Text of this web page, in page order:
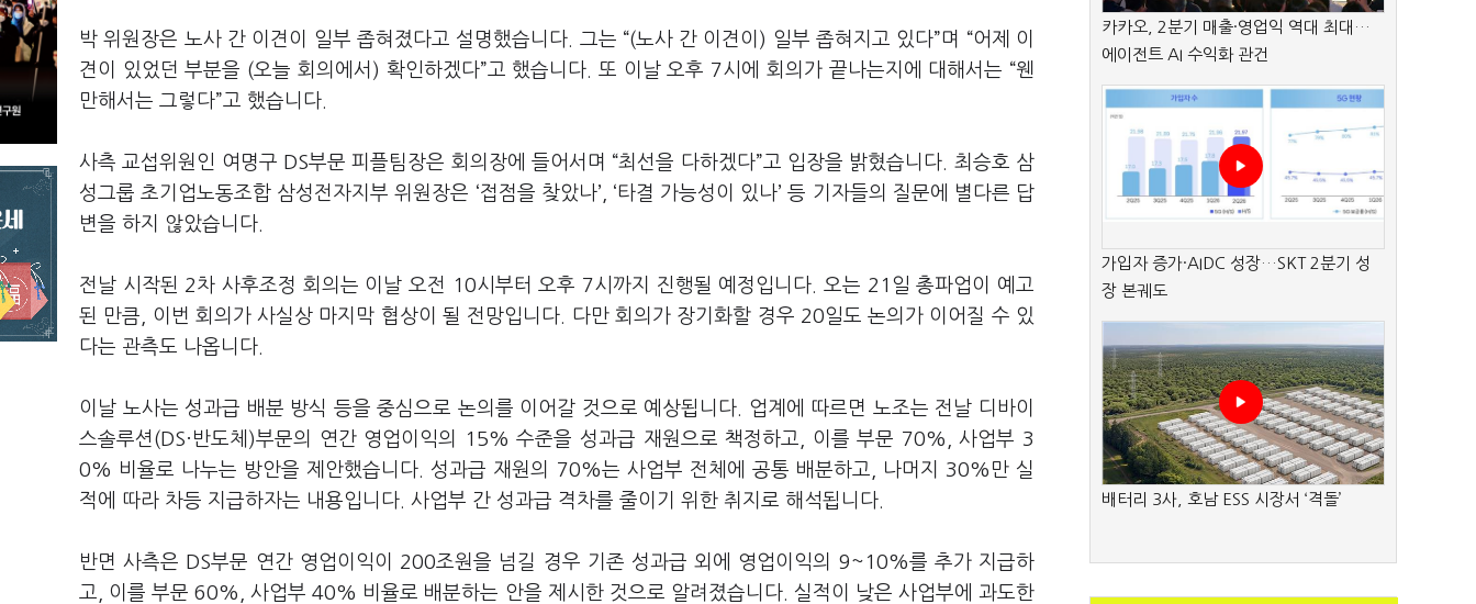
박 위원장은 노사 간 이견이 일부 좁혀졌다고 설명했습니다. 그는 “(노사 간 이견이) 일부 좁혀지고 있다”며 “어제 이
견이 있었던 부분을 (오늘 회의에서) 확인하겠다”고 했습니다. 또 이날 오후 7시에 회의가 끝나는지에 대해서는 “웬
만해서는 그렇다”고 했습니다.
사측 교섭위원인 여명구 DS부문 피플팀장은 회의장에 들어서며 “최선을 다하겠다”고 입장을 밝혔습니다. 최승호 삼
성그룹 초기업노동조합 삼성전자지부 위원장은 ‘접점을 찾았나’, ‘타결 가능성이 있나’ 등 기자들의 질문에 별다른 답
변을 하지 않았습니다.
전날 시작된 2차 사후조정 회의는 이날 오전 10시부터 오후 7시까지 진행될 예정입니다. 오는 21일 총파업이 예고
된 만큼, 이번 회의가 사실상 마지막 협상이 될 전망입니다. 다만 회의가 장기화할 경우 20일도 논의가 이어질 수 있
다는 관측도 나옵니다.
이날 노사는 성과급 배분 방식 등을 중심으로 논의를 이어갈 것으로 예상됩니다. 업계에 따르면 노조는 전날 디바이
스솔루션(DS·반도체)부문의 연간 영업이익의 15% 수준을 성과급 재원으로 책정하고, 이를 부문 70%, 사업부 3
0% 비율로 나누는 방안을 제안했습니다. 성과급 재원의 70%는 사업부 전체에 공통 배분하고, 나머지 30%만 실
적에 따라 차등 지급하자는 내용입니다. 사업부 간 성과급 격차를 줄이기 위한 취지로 해석됩니다.
반면 사측은 DS부문 연간 영업이익이 200조원을 넘길 경우 기존 성과급 외에 영업이익의 9~10%를 추가 지급하
고, 이를 부문 60%, 사업부 40% 비율로 배분하는 안을 제시한 것으로 알려졌습니다. 실적이 낮은 사업부에 과도한
카카오, 2분기 매출·영업익 역대 최대…
에이전트 AI 수익화 관건
가입자 증가·AIDC 성장…SKT 2분기 성
장 본궤도
배터리 3사, 호남 ESS 시장서 ‘격돌’